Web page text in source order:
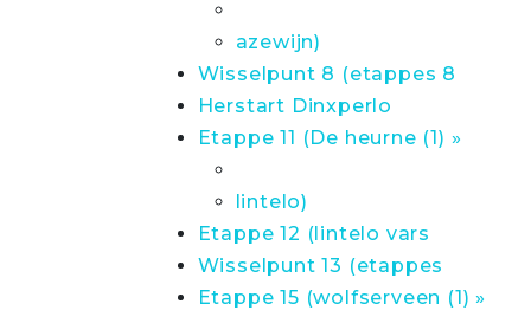
azewijn)
Wisselpunt 8 (etappes 8
Herstart Dinxperlo
Etappe 11 (De heurne (1) »
lintelo)
Etappe 12 (lintelo vars
Wisselpunt 13 (etappes
Etappe 15 (wolfserveen (1) »